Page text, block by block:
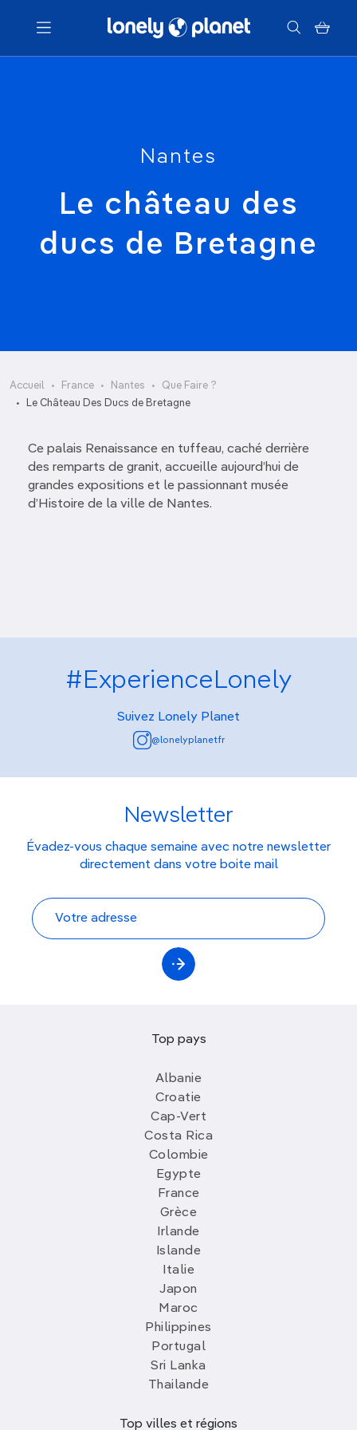
Menu
Nantes
Le château des
ducs de Bretagne
Accueil France Nantes
Que Faire ?
Le Château Des Ducs de Bretagne
Ce palais Renaissance en tuffeau, caché derrière
des remparts de granit, accueille aujourd’hui de
grandes expositions et le passionnant musée
d’Histoire de la ville de Nantes.
#ExperienceLonely
Suivez Lonely Planet
@lonelyplanetfr
Newsletter
Évadez-vous chaque semaine avec notre newsletter
directement dans votre boite mail
Top pays
Albanie
Croatie
Cap-Vert
Costa Rica
Colombie
Egypte
France
Grèce
Irlande
Islande
Italie
Japon
Maroc
Philippines
Portugal
Sri Lanka
Thailande
Top villes et régions